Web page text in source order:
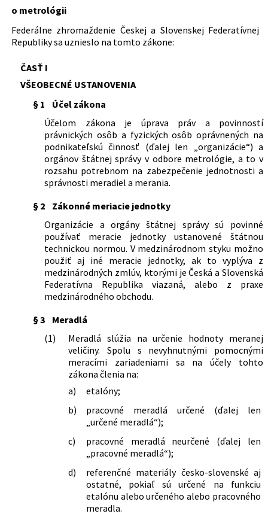
Federatívnej Republiky
Právna oblasť:
Štátna správa
Metrológia a skúšobníctvo
o metrológii
Federálne zhromaždenie Českej a Slovenskej Federatívnej
Republiky sa uznieslo na tomto zákone:
ČASŤ I
VŠEOBECNÉ USTANOVENIA
§ 1
Účel zákona
Účelom zákona je úprava práv a povinností
právnických osôb a fyzických osôb oprávnených na
podnikateľskú činnosť (ďalej len „organizácie“) a
orgánov štátnej správy v odbore metrológie, a to v
rozsahu potrebnom na zabezpečenie jednotnosti a
správnosti meradiel a merania.
§ 2
Zákonné meriacie jednotky
Organizácie a orgány štátnej správy sú povinné
používať meracie jednotky ustanovené štátnou
technickou normou. V medzinárodnom styku možno
použiť aj iné meracie jednotky, ak to vyplýva z
medzinárodných zmlúv, ktorými je Česká a Slovenská
Federatívna Republika viazaná, alebo z praxe
medzinárodného obchodu.
§ 3
Meradlá
(1)
Meradlá slúžia na určenie hodnoty meranej
veličiny. Spolu s nevyhnutnými pomocnými
meracími zariadeniami sa na účely tohto
zákona členia na:
a)
etalóny;
b)
pracovné meradlá určené (ďalej len
„určené meradlá“);
c)
pracovné meradlá neurčené (ďalej len
„pracovné meradlá“);
d)
referenčné materiály česko-slovenské aj
ostatné, pokiaľ sú určené na funkciu
etalónu alebo určeného alebo pracovného
meradla.